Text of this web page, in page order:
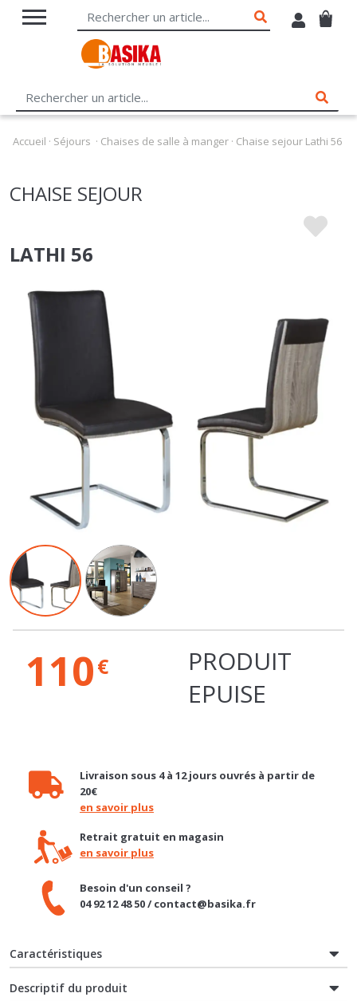
Accueil·Séjours·Chaises de salle à manger·Chaise sejour Lathi 56
110
PRODUIT
EPUISE
20€
en savoir plus
Retrait gratuit en magasin
en savoir plus
04 92 12 48 50 / contact@basika.fr
Descriptif du produit